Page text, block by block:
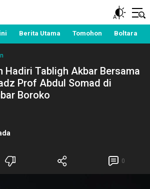
Utara, Kawanua, Politik,
Kriminal dan Nasional
Berita Utama Tomohon Boltara
Hadiri Tabligh Akbar Bersama
Prof Abdul Somad di
Boroko
0